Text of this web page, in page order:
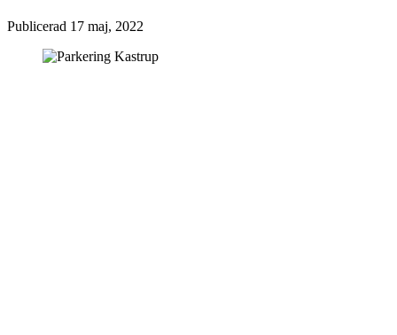
Publicerad 17 maj, 2022